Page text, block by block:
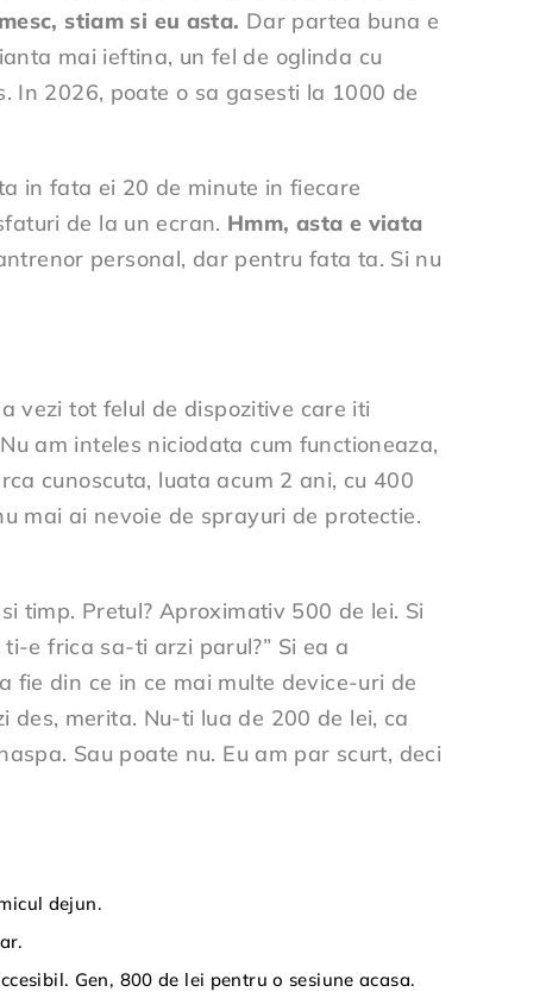
stiam si eu asta. Dar partea buna e
mai ieftina, un fel de oglinda cu
In 2026, poate o sa gasesti la 1000 de
in fata ei 20 de minute in fiecare
de la un ecran. Hmm, asta e viata
personal, dar pentru fata ta. Si nu
vezi tot felul de dispozitive care iti
Nu am inteles niciodata cum functioneaza,
cunoscuta, luata acum 2 ani, cu 400
mai ai nevoie de sprayuri de protectie.
timp. Pretul? Aproximativ 500 de lei. Si
e frica sa-ti arzi parul?” Si ea a
fie din ce in ce mai multe device-uri de
merita. Nu-ti lua de 200 de lei, ca
Sau poate nu. Eu am par scurt, deci
dejun.
Gen, 800 de lei pentru o sesiune acasa.